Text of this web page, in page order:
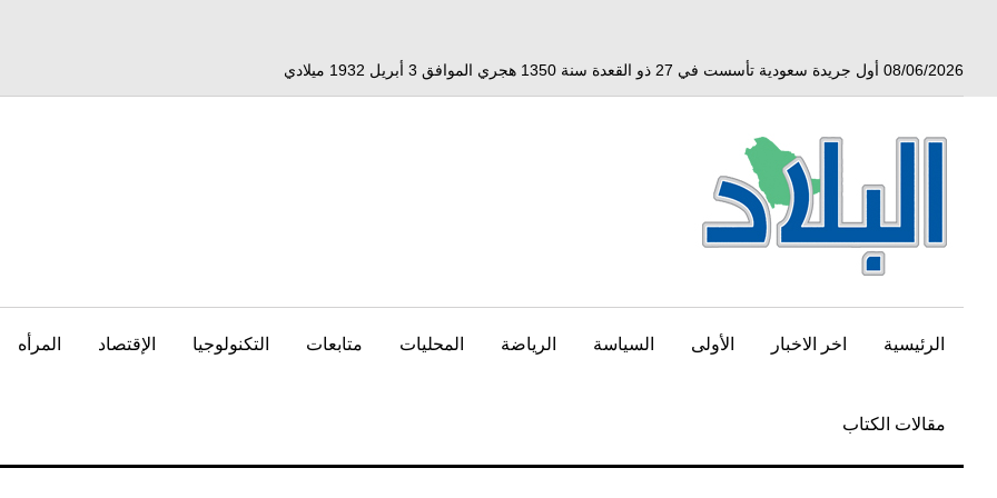
08/06/2026 أول جريدة سعودية تأسست في 27 ذو القعدة سنة 1350 هجري الموافق 3 أبريل 1932 ميلادي
الرئيسية اخر الاخبار الأولى السياسة الرياضة المحليات متابعات التكنولوجيا الإقتصاد المرأه
مقالات الكتاب